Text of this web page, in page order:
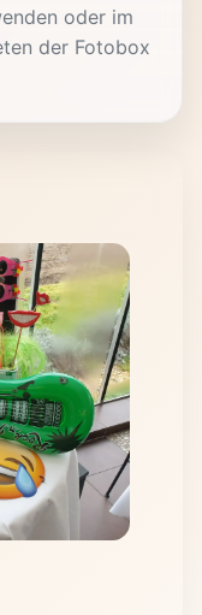
oder im
der Fotobox